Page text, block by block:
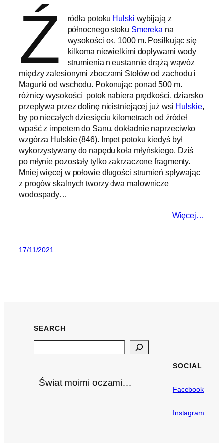
Ź ródła potoku Hulski wybijają z
północnego stoku Smereka na
wysokości ok. 1000 m. Posiłkując się
kilkoma niewielkimi dopływami wody
strumienia nieustannie drążą wąwóz
między zalesionymi zboczami Stołów od zachodu i
Magurki od wschodu. Pokonując ponad 500 m.
różnicy wysokości potok nabiera prędkości, dziarsko
przepływa przez dolinę nieistniejącej już wsi Hulskie,
by po niecałych dziesięciu kilometrach od źródeł
wpaść z impetem do Sanu, dokładnie naprzeciwko
wzgórza Hulskie (846). Impet potoku kiedyś był
wykorzystywany do napędu koła młyńskiego. Dziś
po młynie pozostały tylko zakrzaczone fragmenty.
Mniej więcej w połowie długości strumień spływając
z progów skalnych tworzy dwa malownicze
wodospady…
Więcej…
17/11/2021
SEARCH
Świat moimi oczami…
SOCIAL
Facebook
Instagram